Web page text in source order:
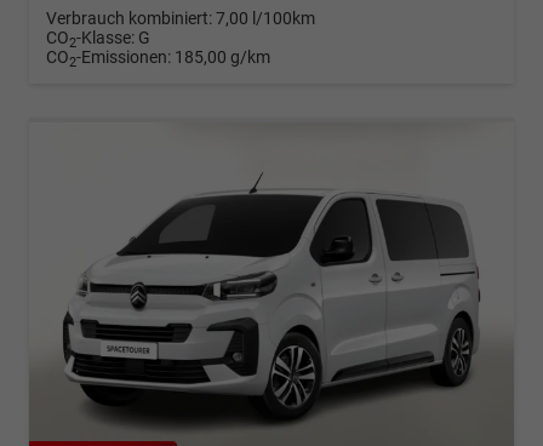
Verbrauch kombiniert:7,00 l/100km
CO2-Klasse: G
CO2-Emissionen: 185,00 g/km